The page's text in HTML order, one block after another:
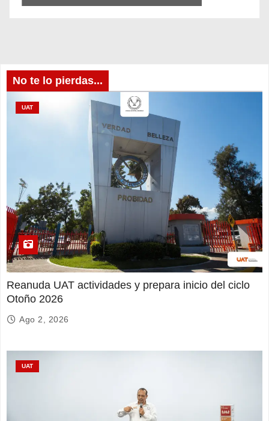
No te lo pierdas...
UAT
Reanuda UAT actividades y prepara inicio del ciclo
Otoño 2026
Ago 2, 2026
UAT